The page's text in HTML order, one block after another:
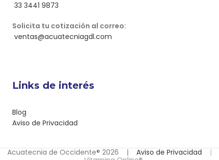
33 3441 9873
Solicita tu cotización al correo:
ventas@acuatecniagdl.com
Links de interés
Blog
Aviso de Privacidad
Acuatecnia de Occidente® 2026 | Aviso de Privacidad
|